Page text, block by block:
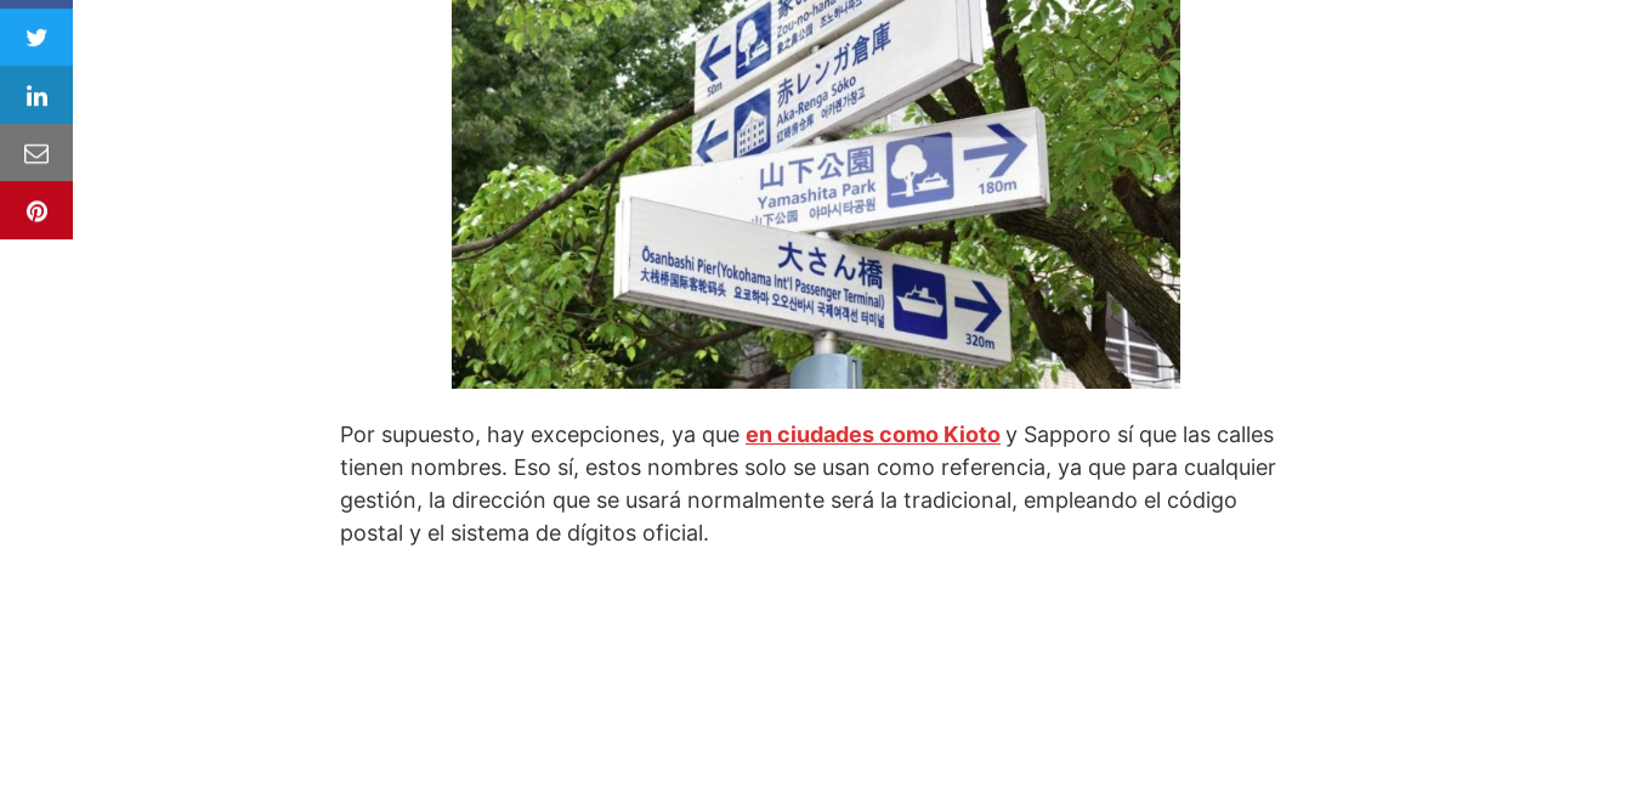
Por supuesto, hay excepciones, ya que en ciudades como Kiotoy Sapporo sí que las calles
tienen nombres. Eso sí, estos nombres solo se usan como referencia, ya que para cualquier
gestión, la dirección que se usará normalmente será la tradicional, empleando el código
postal y el sistema de dígitos oficial.